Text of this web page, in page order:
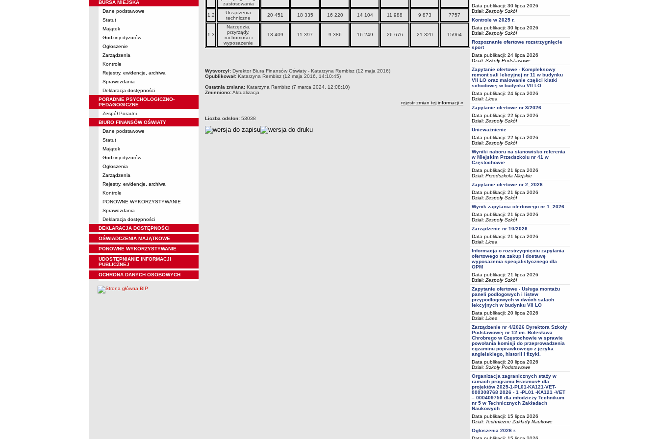
BURSA MIEJSKA
Dane podstawowe
Statut
Majątek
Godziny dyżurów
Ogłoszenie
Zarządzenia
Kontrole
Rejestry, ewidencje, archiwa
Sprawozdania
Deklaracja dostępności
PORADNIE PSYCHOLOGICZNO-
PEDAGOGICZNE
Zespół Poradni
BIURO FINANSÓW OŚWIATY
Dane podstawowe
Statut
Majątek
Godziny dyżurów
Ogłoszenia
Zarządzenia
Rejestry, ewidencje, archiwa
Kontrole
PONOWNE WYKORZYSTYWANIE
Sprawozdania
Deklaracja dostępności
DEKLARACJA DOSTĘPNOŚCI
OŚWIADCZENIA MAJĄTKOWE
PONOWNE WYKORZYSTYWANIE
UDOSTĘPNIANIE INFORMACJI
PUBLICZNEJ
OCHRONA DANYCH OSOBOWYCH
zastosowania
1.2
Urządzenia
techniczne
20 451 18 335 16 220 14 104 11 988 9 873 7757 5641 3526
1.3
Narzędzia,
przyrządy,
ruchomości i
wyposażenie
13 409 11 397 9 386 16 249 26 676 21 320 15964 11278 7933
metryczka
Wytworzył: Dyrektor Biura Finansów Oświaty - Katarzyna Rembisz (12 maja 2016)
Opublikował: Katarzyna Rembisz (12 maja 2016, 14:10:45)
Ostatnia zmiana: Katarzyna Rembisz (7 marca 2024, 12:08:10)
Zmieniono:Aktualizacja
rejestr zmian tej informacji »
Liczba odsłon: 53038
Data publikacji: 30 lipca 2026
Dział: Zespoły Szkół
Kontrole w 2025 r.
Data publikacji: 30 lipca 2026
Dział: Zespoły Szkół
Rozpoznanie ofertowe rozstrzygnięcie
sport
Data publikacji: 24 lipca 2026
Dział: Szkoły Podstawowe
Zapytanie ofertowe - Kompleksowy
remont sali lekcyjnej nr 11 w budynku
VII LO oraz malowanie części klatki
schodowej w budynku VII LO.
Data publikacji: 24 lipca 2026
Dział: Licea
Zapytanie ofertowe nr 3/2026
Data publikacji: 22 lipca 2026
Dział: Zespoły Szkół
Unieważnienie
Data publikacji: 22 lipca 2026
Dział: Zespoły Szkół
Wyniki naboru na stanowisko referenta
w Miejskim Przedszkolu nr 41 w
Częstochowie
Data publikacji: 21 lipca 2026
Dział: Przedszkola Miejskie
Zapytanie ofertowe nr 2_2026
Data publikacji: 21 lipca 2026
Dział: Zespoły Szkół
Wynik zapytania ofertowego nr 1_2026
Data publikacji: 21 lipca 2026
Dział: Zespoły Szkół
Zarządzenie nr 10/2026
Data publikacji: 21 lipca 2026
Dział: Licea
Informacja o rozstrzygnięciu zapytania
ofertowego na zakup i dostawę
wyposażenia specjalistycznego dla
OPM
Data publikacji: 21 lipca 2026
Dział: Zespoły Szkół
Zapytanie ofertowe - Usługa montażu
paneli podłogowych i listew
przypodłogowych w dwóch salach
lekcyjnych w budynku VII LO
Data publikacji: 20 lipca 2026
Dział: Licea
Zarządzenie nr 4/2026 Dyrektora Szkoły
Podstawowej nr 12 im. Bolesława
Chrobrego w Częstochowie w sprawie
powołania komisji do przeprowadzenia
egzaminu poprawkowego z języka
angielskiego, historii i fizyki.
Data publikacji: 20 lipca 2026
Dział: Szkoły Podstawowe
Organizacja zagranicznych staży w
ramach programu Erasmus+ dla
projektów 2025-1-PL01-KA121-VET-
000308768 2026 - 1 -PL01 -KA121 -VET
– 000409756 dla młodzieży Technikum
nr 5 w Technicznych Zakładach
Naukowych
Data publikacji: 15 lipca 2026
Dział: Techniczne Zakłady Naukowe
Ogłoszenia 2026 r.